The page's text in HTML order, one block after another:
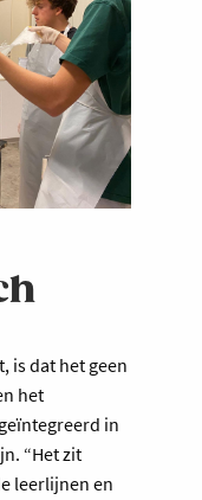
is dat het geen
het
in
“Het zit
leerlijnen en